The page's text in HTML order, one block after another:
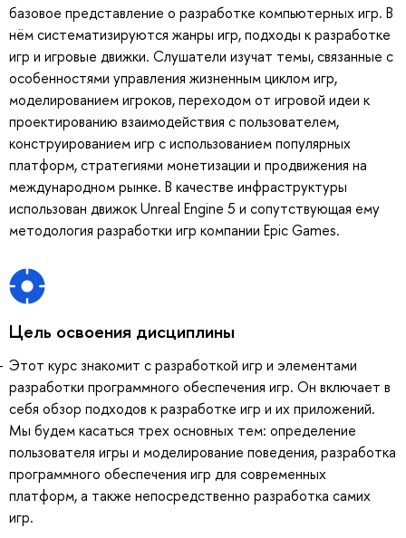
базовое представление о разработке компьютерных игр. В
нём систематизируются жанры игр, подходы к разработке
игр и игровые движки. Слушатели изучат темы, связанные с
особенностями управления жизненным циклом игр,
моделированием игроков, переходом от игровой идеи к
проектированию взаимодействия с пользователем,
конструированием игр с использованием популярных
платформ, стратегиями монетизации и продвижения на
международном рынке. В качестве инфраструктуры
использован движок Unreal Engine 5 и сопутствующая ему
методология разработки игр компании Epic Games.
Цель освоения дисциплины
Этот курс знакомит с разработкой игр и элементами
разработки программного обеспечения игр. Он включает в
себя обзор подходов к разработке игр и их приложений.
Мы будем касаться трех основных тем: определение
пользователя игры и моделирование поведения, разработка
программного обеспечения игр для современных
платформ, а также непосредственно разработка самих
игр.